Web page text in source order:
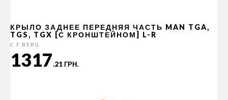
КРЫЛО ЗАДНЕЕ ПЕРЕДНЯЯ ЧАСТЬ MAN TGA,
TGS, TGX [С КРОНШТЕЙНОМ] L-R
C.F.BERG
1317.21 ГРН.